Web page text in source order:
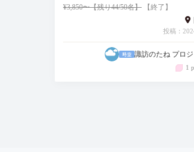
¥3,850〜【残り44/50名】 【終了】
投稿：
諏訪のたね プロジ
1